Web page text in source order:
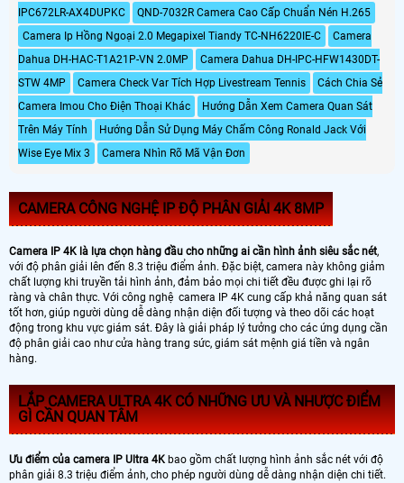
IPC672LR-AX4DUPKC
QND-7032R Camera Cao Cấp Chuẩn Nén H.265
Camera Ip Hồng Ngoại 2.0 Megapixel Tiandy TC-NH6220IE-C
Camera
Dahua DH-HAC-T1A21P-VN 2.0MP
Camera Dahua DH-IPC-HFW1430DT-
STW 4MP
Camera Check Var Tích Hợp Livestream Tennis
Cách Chia Sẻ
Camera Imou Cho Điện Thoại Khác
Hướng Dẫn Xem Camera Quan Sát
Trên Máy Tính
Hướng Dẫn Sử Dụng Máy Chấm Công Ronald Jack Với
Wise Eye Mix 3
Camera Nhìn Rõ Mã Vận Đơn
CAMERA CÔNG NGHỆ IP ĐỘ PHÂN GIẢI 4K 8MP
Camera IP 4K là lựa chọn hàng đầu cho những ai cần hình ảnh siêu sắc nét,
với độ phân giải lên đến 8.3 triệu điểm ảnh. Đặc biệt, camera này không giảm
chất lượng khi truyền tải hình ảnh, đảm bảo mọi chi tiết đều được ghi lại rõ
ràng và chân thực. Với công nghệ camera IP 4K cung cấp khả năng quan sát
tốt hơn, giúp người dùng dễ dàng nhận diện đối tượng và theo dõi các hoạt
động trong khu vực giám sát. Đây là giải pháp lý tưởng cho các ứng dụng cần
độ phân giải cao như cửa hàng trang sức, giám sát mệnh giá tiền và ngân
hàng.
LẮP CAMERA ULTRA 4K CÓ NHỮNG ƯU VÀ NHƯỢC ĐIỂM
GÌ CẦN QUAN TÂM
Ưu điểm của camera IP Ultra 4K bao gồm chất lượng hình ảnh sắc nét với độ
phân giải 8.3 triệu điểm ảnh, cho phép người dùng dễ dàng nhận diện chi tiết.